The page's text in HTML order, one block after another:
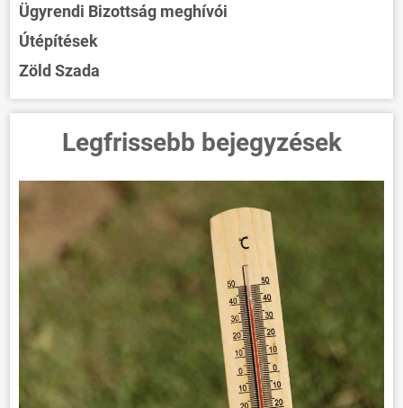
Ügyrendi Bizottság meghívói
Útépítések
Zöld Szada
Legfrissebb bejegyzések